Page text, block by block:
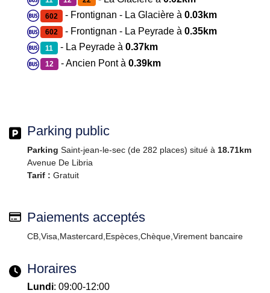
602 - Frontignan - La Glacière à 0.03km
602 - Frontignan - La Peyrade à 0.35km
11 - La Peyrade à 0.37km
12 - Ancien Pont à 0.39km
Parking public
Parking Saint-jean-le-sec (de 282 places) situé à 18.71km
Avenue De Libria
Tarif : Gratuit
Paiements acceptés
CB,Visa,Mastercard,Espèces,Chèque,Virement bancaire
Horaires
Lundi: 09:00-12:00